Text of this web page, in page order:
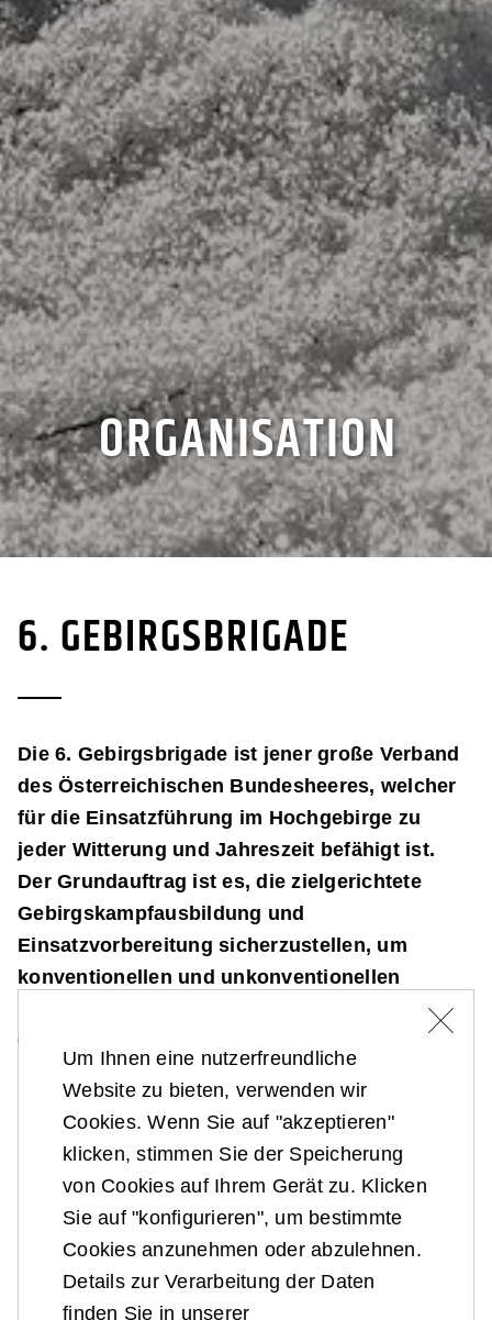
ORGANISATION
6. GEBIRGSBRIGADE
Die 6. Gebirgsbrigade ist jener große Verband
des Österreichischen Bundesheeres, welcher
für die Einsatzführung im Hochgebirge zu
jeder Witterung und Jahreszeit befähigt ist.
Der Grundauftrag ist es, die zielgerichtete
Gebirgskampfausbildung und
Einsatzvorbereitung sicherzustellen, um
konventionellen und unkonventionellen
Bedrohungen im schwierigen und extremen
Gelände begegnen zu können.
Um Ihnen eine nutzerfreundliche
Website zu bieten, verwenden wir
Cookies. Wenn Sie auf "akzeptieren"
klicken, stimmen Sie der Speicherung
von Cookies auf Ihrem Gerät zu. Klicken
Sie auf "konfigurieren", um bestimmte
Cookies anzunehmen oder abzulehnen.
Details zur Verarbeitung der Daten
finden Sie in unserer